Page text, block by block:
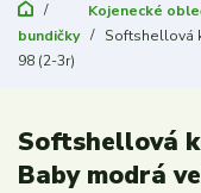
Kojenecké
bundičky
Softshellová
98 (2-3r)
Softshellová
Baby modrá